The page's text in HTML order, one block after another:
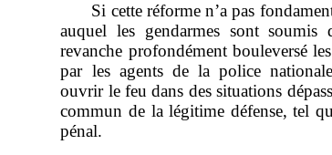
Si cette réforme n’a pas
auquel les gendarmes sont
revanche profondément bouleversé
par les agents de la police
ouvrir le feu dans des situations
commun de la légitime défense, tel
pénal.